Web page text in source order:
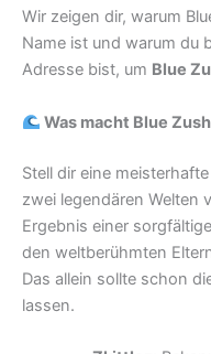
Wir zeigen dir, warum
Name ist und warum du
Adresse bist, um Blue
Was macht Blue
Stell dir eine
zwei legendären Welten
Ergebnis einer
den weltberühmten
Das allein sollte schon
lassen.